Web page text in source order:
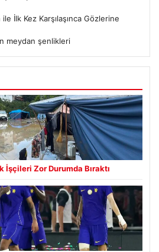
İşçileri Zor Durumda Bıraktı
Milan’ı Farklı Geçti
İletişimin Sertifikalı Adresi Ve Chat
meydan şenlikleri
İşçileri Zor Durumda Bıraktı